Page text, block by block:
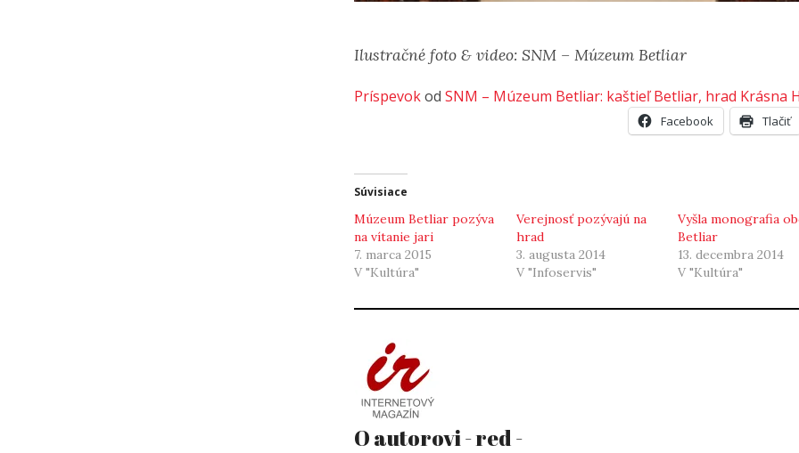
Ilustračné foto & video: SNM – Múzeum Betliar
Príspevokod SNM – Múzeum Betliar: kaštieľ Betliar, hrad Krásna
Facebook Tlačiť
Súvisiace
Múzeum Betliar pozýva
na vítanie jari
7. marca 2015
V "Kultúra"
Verejnosť pozývajú na
hrad
3. augusta 2014
V "Infoservis"
Vyšla monografia
Betliar
13. decembra 2014
V "Kultúra"
O autorovi - red -